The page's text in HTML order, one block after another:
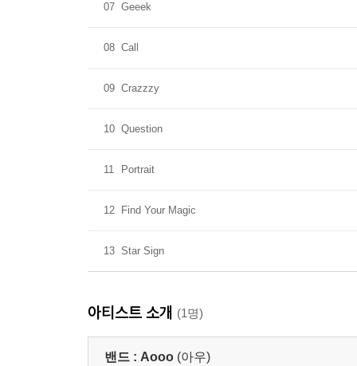
07 Geeek
08 Call
09 Crazzzy
10 Question
11 Portrait
12 Find Your Magic
13 Star Sign
아티스트 소개 (1명)
밴드 : Aooo (아우)